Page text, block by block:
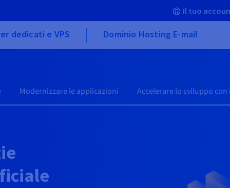
Il tuo
dedicati e VPS Dominio Hosting E-mail
Modernizzare le applicazioni Accelerare lo sviluppo con